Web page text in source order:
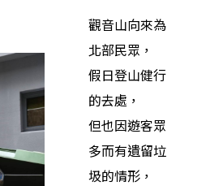
觀音山向來為
北部民眾，
假日登山健行
的去處，
但也因遊客眾
多而有遺留垃
圾的情形，